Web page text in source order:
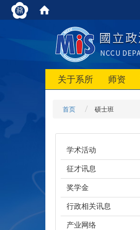
关于系所 师资
首页 硕士班
学术活动
征才讯息
奖学金
行政相关讯息
产业网络